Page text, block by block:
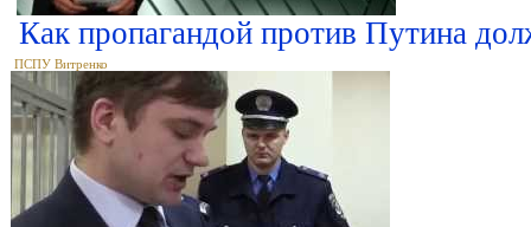
Как пропагандой против Путина
ПСПУ Витренко